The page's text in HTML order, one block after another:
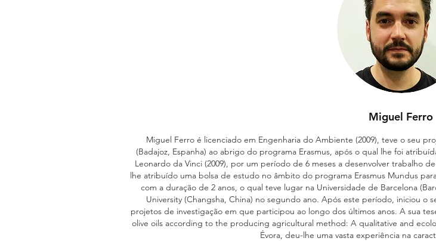
Miguel Ferro
Miguel Ferro é licenciado em Engenharia do Ambiente (2009), teve o seu
(Badajoz, Espanha) ao abrigo do programa Erasmus, após o qual lhe foi
Leonardo da Vinci (2009), por um período de 6 meses a desenvolver trabalho
lhe atribuído uma bolsa de estudo no âmbito do programa Erasmus Mundus
com a duração de 2 anos, o qual teve lugar na Universidade de Barcelona
University (Changsha, China) no segundo ano. Após este período, iniciou o
projetos de investigação em que participou ao longo dos últimos anos. A sua
olive oils according to the producing agricultural method: A qualitative and
Évora, deu-lhe uma vasta experiência na